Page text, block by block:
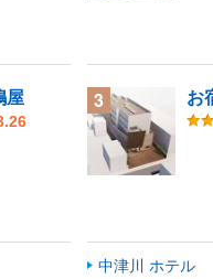
3 お
中津川 ホテル